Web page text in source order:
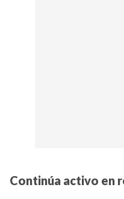
Continúa activo en